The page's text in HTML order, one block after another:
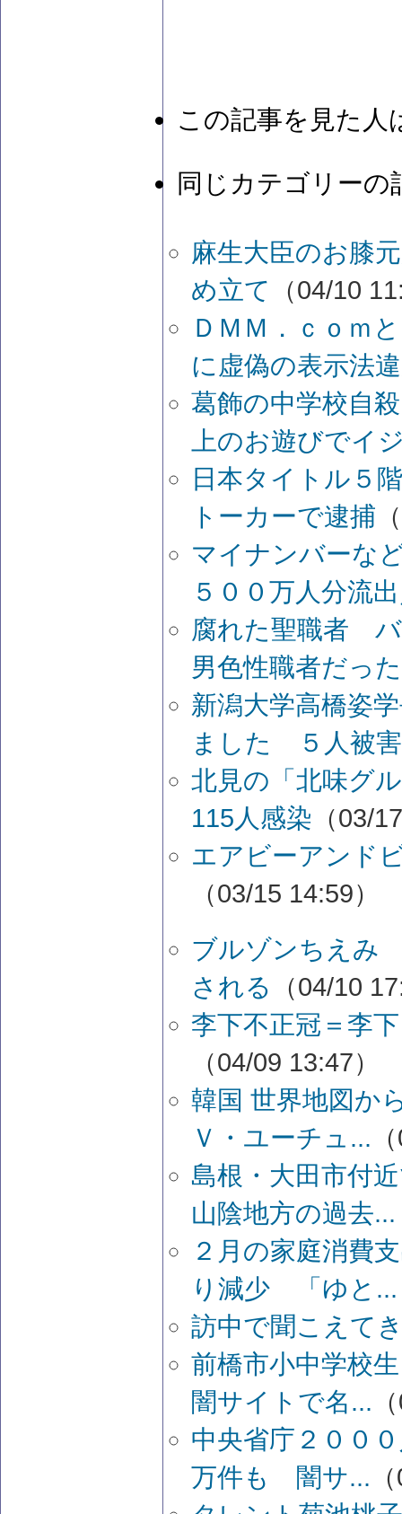
この記事を見た人
同じカテゴリーの
麻生大臣のお膝
め立て
（04/10
ＤＭＭ．ｃｏｍ
に虚偽の表示法
葛飾の中学校自
上のお遊びでイ
日本タイトル５
トーカーで逮捕
マイナンバーな
５００万人分流
腐れた聖職者
男色性職者だった
新潟大学高橋姿
ました ５人被
北見の「北味グ
115人感染 （03/
エアビーアンド
（03/15 14:59）
ブルゾンちえみ
される
（04/10
李下不正冠＝李
（04/09 13:47）
韓国 世界地図か
Ｖ・ユーチュ...
島根・大田市付
山陰地方の過去...
２月の家庭消
り減少 「ゆと...
訪中で聞こえて
前橋市小中学校
闇サイトで名...
中央省庁２００
万件も 闇サ...